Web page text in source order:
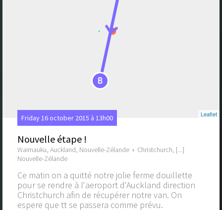
B
Leaflet
Friday 16 october 2015 à 13h00
Nouvelle étape !
Waimauku, Auckland, Nouvelle-Zélande › Christchurch, [...]
Nouvelle-Zélande
Ce matin on a quitté notre jolie ferme douillette
pour se rendre à l'aeroport d'Auckland direction
Christchurch afin de récupérer notre van. On
espere que tt se passera comme prévu.